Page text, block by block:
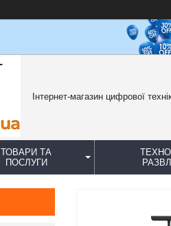
Інтернет-магазин цифрової
ТОВАРИ ТА
ПОСЛУГИ